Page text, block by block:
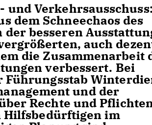
und Verkehrsausschuss:
dem Schneechaos des
der besseren
auch
die Zusammenarbeit
verbessert. Bei
und der
Rechte und
Hilfsbedürftigen im